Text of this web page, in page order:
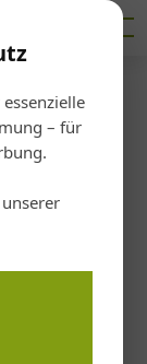
– für
16:34 Uhr
für